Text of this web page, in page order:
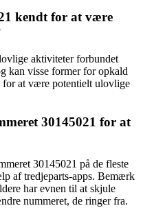
kendt for at være
aktiviteter forbundet
kan visse former for opkald
for at være potentielt ulovlige
30145021 for at
30145021 på de fleste
af tredjeparts-apps. Bemærk
har evnen til at skjule
nummeret, de ringer fra.